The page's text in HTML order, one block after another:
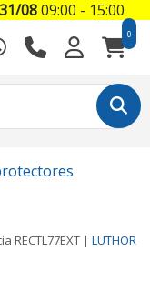
0
RECTL77EXT | LUTHOR
31/0809:00 - 15:00